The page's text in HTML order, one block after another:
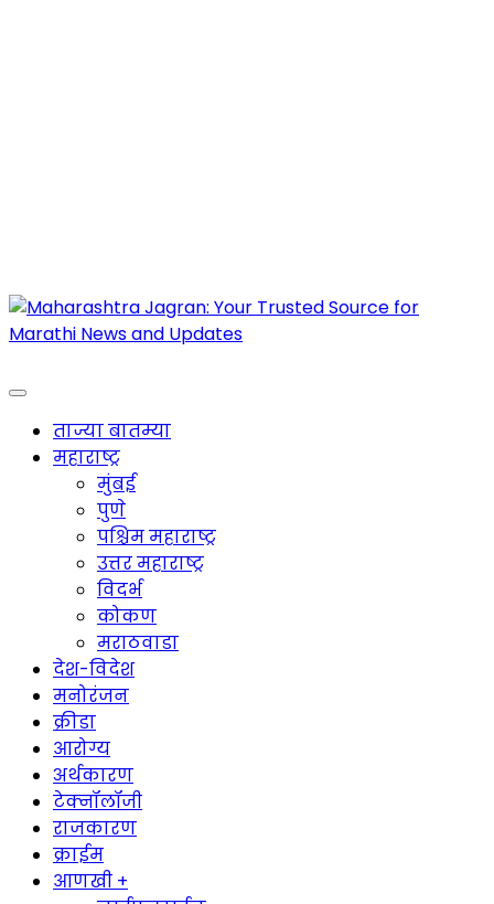
Maharashtra Jagran : Your Trusted Companion
ताज्या बातम्या
महाराष्ट्र
मुंबई
पुणे
पश्चिम महाराष्ट्र
उत्तर महाराष्ट्र
विदर्भ
कोकण
मराठवाडा
देश-विदेश
मनोरंजन
क्रीडा
आरोग्य
अर्थकारण
टेक्नॉलॉजी
राजकारण
क्राईम
आणखी +